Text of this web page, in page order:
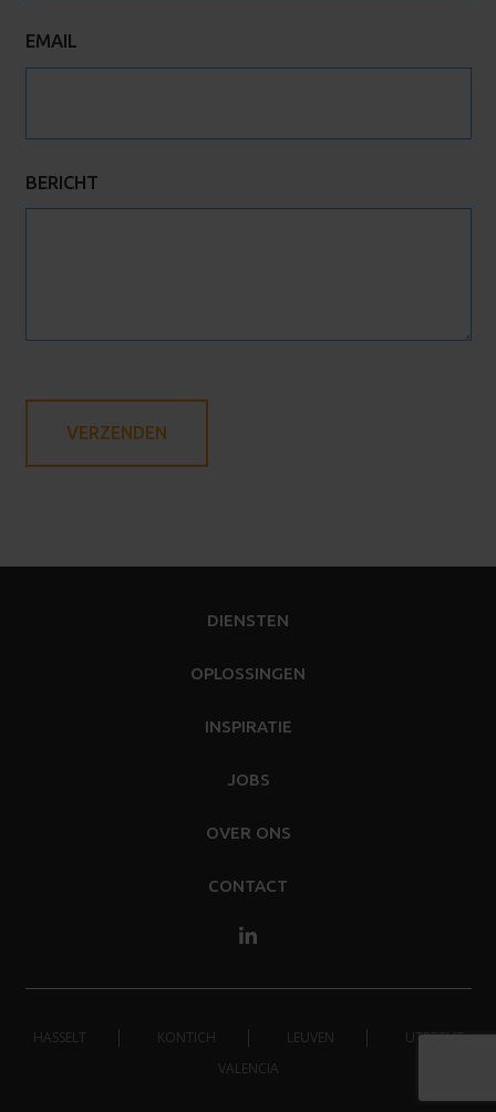
EMAIL
BERICHT
DIENSTEN
OPLOSSINGEN
INSPIRATIE
JOBS
OVER ONS
CONTACT
HASSELT KONTICH LEUVEN
UTRECHT
VALENCIA